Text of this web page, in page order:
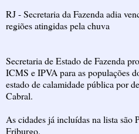
RJ - Secretaria da Fazenda adia
regiões atingidas pela chuva
Secretaria de Estado de Fazenda
ICMS e IPVA para as populações
estado de calamidade pública por
Cabral.
As cidades já incluídas na lista são
Friburgo.